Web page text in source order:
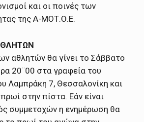
και οι ποινές των
της Α-ΜΟΤ.Ο.Ε.
αθλητών θα γίνει το Σάββατο
20¨00 στα γραφεία του
Λαμπράκη 7, Θεσσαλονίκη και
στην πίστα. Εάν είναι
συμμετοχών η ενημέρωση θα